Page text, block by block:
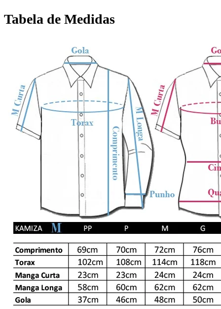
Tabela de Medidas